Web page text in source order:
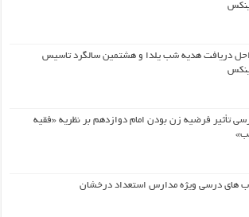
دریافت هدیه شب یلدا و هشتمین سالگرد تاسیس
تأثیر فرضیه زن بودن امام دوازدهم بر نظریه «فقیه
های درسی ویژه مدارس استعداد درخشان